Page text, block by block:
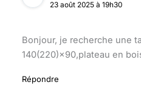
23 août 2025 à 19h30
Bonjour, je recherche une
140(220)×90,plateau en
Répondre